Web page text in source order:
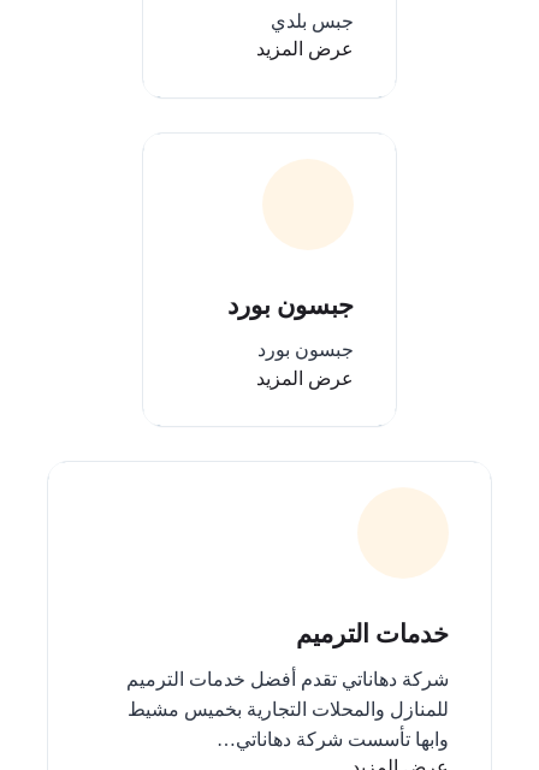
جبس بلدي
عرض المزيد
جبسون بورد
جبسون بورد
عرض المزيد
خدمات الترميم
شركة دهاناتي تقدم أفضل خدمات الترميم
للمنازل والمحلات التجارية بخميس مشيط
وابها تأسست شركة دهاناتي…